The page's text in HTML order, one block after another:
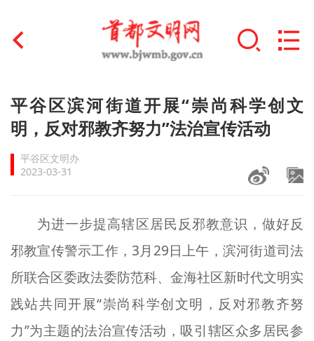
首页
文明创建
文明实践
未成年人思想道德建设
榜样人物
+
身边好人
文明评论
平谷区滨河街道开展“崇尚科学创文
明，反对邪教齐努力”法治宣传活动
平谷区文明办
2023-03-31
为进一步提高辖区居民反邪教意识，做好反
邪教宣传警示工作，3月29日上午，滨河街道司法
所联合区委政法委防范科、金海社区新时代文明实
践站共同开展“崇尚科学创文明，反对邪教齐努
力”为主题的法治宣传活动，吸引辖区众多居民参